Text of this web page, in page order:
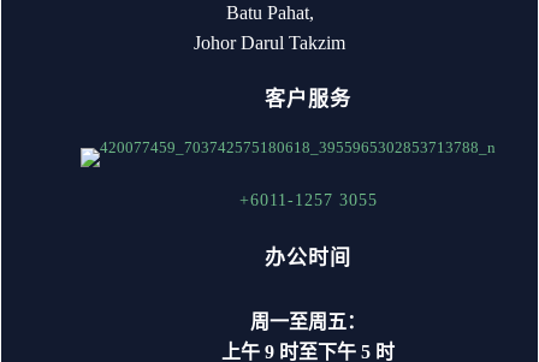
Batu Pahat,
Johor Darul Takzim
客户服务
+6011-1257 3055
办公时间
周一至周五：
上午 9 时至下午 5 时